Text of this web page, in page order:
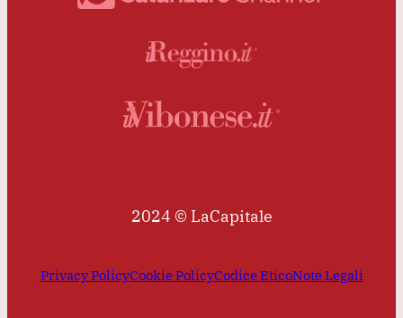
2024 © LaCapitale
Privacy PolicyCookie PolicyCodice EticoNote Legali